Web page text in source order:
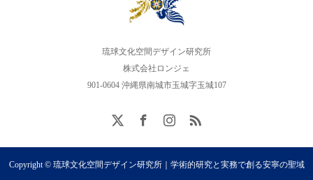
琉球文化空間デザイン研究所
株式会社ロンジェ
901-0604 沖縄県南城市玉城字玉城107
Copyright © 琉球文化空間デザイン研究所｜学術的研究と実務で創る安寧の聖域